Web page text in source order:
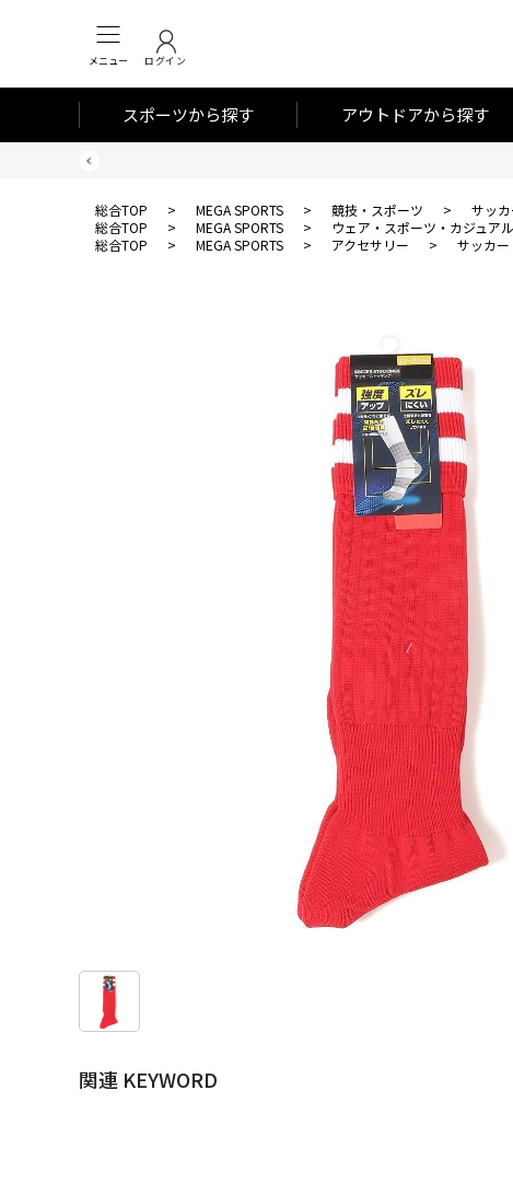
メニュー ログイン
スポーツから探す アウトドアから探す
総合TOP > MEGA SPORTS > 競技・スポーツ > サッ
総合TOP
> MEGA SPORTS > ウェア・スポーツ・カジュアル
総合TOP
> MEGA SPORTS > アクセサリー > サッカ
関連 KEYWORD